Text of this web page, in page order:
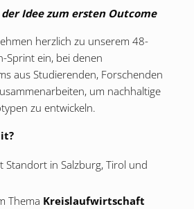
Idee zum ersten Outcome
herzlich zu unserem 48-
Sprint ein, bei denen
aus Studierenden, Forschenden
um nachhaltige
zu entwickeln.
Standort in Salzburg, Tirol und
Thema Kreislaufwirtschaft